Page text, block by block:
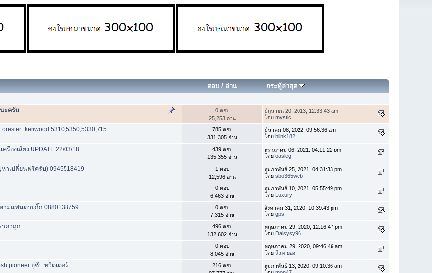
ตอบ/ อ่าน กระทู้ล่าสุด
ะครับ
0 ตอบ
25,253 อ่าน
มิถุนายน 20, 2013, 12:33:43 am
โดยmystic
5310,5350,5330,715
785 ตอบ
331,305 อ่าน
มีนาคม 08, 2022, 09:56:36 am
โดยblink182
องเสียง UPDATE 22/03/18
439 ตอบ
135,355 อ่าน
กรกฎาคม 06, 2021, 04:11:22 pm
โดยoasleg
าเปลี่ยนฟรีครับ) 0945518419
1 ตอบ
12,596 อ่าน
กุมภาพันธ์ 25, 2021, 04:31:33 pm
โดยsbo365web
0 ตอบ
6,463 อ่าน
กุมภาพันธ์ 10, 2021, 05:55:49 pm
โดย Luxury
ามแฟนตามกิ๊ก 0880138759
0 ตอบ
7,315 อ่าน
สิงหาคม 31, 2020, 10:39:43 pm
โดยgps
าคาถูก
496 ตอบ
132,602 อ่าน
พฤษภาคม 29, 2020, 12:16:47 pm
โดย Daisysy96
0 ตอบ
8,045 อ่าน
พฤษภาคม 29, 2020, 09:46:46 am
โดยลีแท ยอง
pioneer ตู้ซับ ทวิตเตอร์
216 ตอบ
กุมภาพันธ์ 13, 2020, 09:10:36 am
โดยmon47